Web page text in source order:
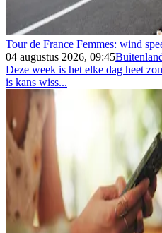
Tour de France Femmes: wind
04 augustus 2026, 09:45
Deze week is het elke dag heet
is kans wiss...